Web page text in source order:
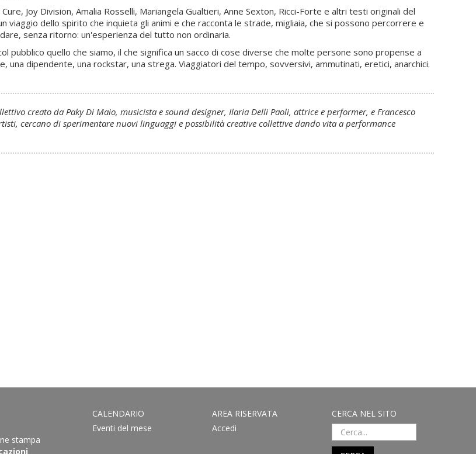
Joy Division, Amalia Rosselli, Mariangela Gualtieri, Anne Sexton, Ricci-Forte e altri testi originali del
dello spirito che inquieta gli animi e che racconta le strade, migliaia, che si possono percorrere e
senza ritorno: un'esperienza del tutto non ordinaria.
pubblico quello che siamo, il che significa un sacco di cose diverse che molte persone sono propense a
una dipendente, una rockstar, una strega. Viaggiatori del tempo, sovversivi, ammutinati, eretici, anarchici.
creato da Paky Di Maio, musicista e sound designer, Ilaria Delli Paoli, attrice e performer, e Francesco
cercano di sperimentare nuovi linguaggi e possibilità creative collettive dando vita a performance
stampa
CALENDARIO
Eventi del mese
AREA RISERVATA
Accedi
CERCA NEL SITO